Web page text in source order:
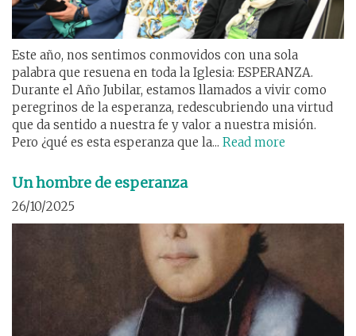
Este año, nos sentimos conmovidos con una sola
palabra que resuena en toda la Iglesia: ESPERANZA.
Durante el Año Jubilar, estamos llamados a vivir como
peregrinos de la esperanza, redescubriendo una virtud
que da sentido a nuestra fe y valor a nuestra misión.
Pero ¿qué es esta esperanza que la... Read more
Un hombre de esperanza
26/10/2025